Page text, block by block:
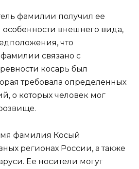
фамилии получил ее
особенности внешнего вида,
что
связано с
косарь был
требовала определенных
о которых человек мог
фамилия Косый
регионах России, а также
Ее носители могут